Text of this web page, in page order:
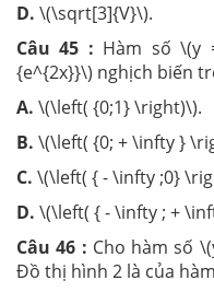
D. \(\sqrt[3]{V}\).
Câu 45 : Hàm số \(y
{e^{2x}}\) nghịch biến
A. \(\left( {0;1} \right)\).
B. \(\left( {0; + \infty }
C. \(\left( { - \infty ;0}
D. \(\left( { - \infty ; +
Câu 46 : Cho hàm số
Đồ thị hình 2 là của